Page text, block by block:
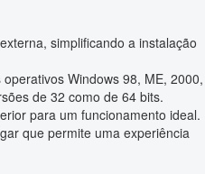
simplificando a instalação
Windows 98, ME, 2000,
de 32 como de 64 bits.
para um funcionamento ideal.
que permite uma experiência